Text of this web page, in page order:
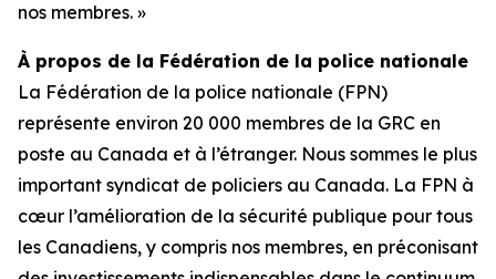
nos membres. »
À propos de la Fédération de la police nationale
La Fédération de la police nationale (FPN)
représente environ 20 000 membres de la GRC en
poste au Canada et à l’étranger. Nous sommes le plus
important syndicat de policiers au Canada. La FPN à
cœur l’amélioration de la sécurité publique pour tous
les Canadiens, y compris nos membres, en préconisant